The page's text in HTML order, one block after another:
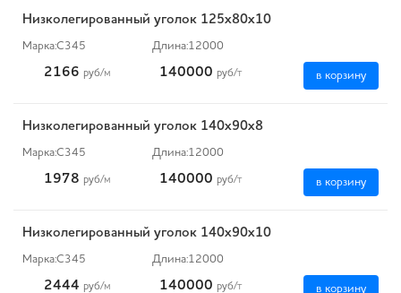
Низколегированный уголок 125х80х10
Марка:С345 Длина:12000
2166 руб/м 140000 руб/т в корзину
Низколегированный уголок 140х90х8
Марка:С345 Длина:12000
1978 руб/м 140000 руб/т в корзину
Низколегированный уголок 140х90х10
Марка:С345 Длина:12000
2444 руб/м 140000 руб/т в корзину